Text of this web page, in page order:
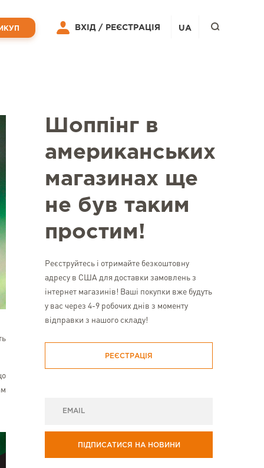
Шоппінг в
американських
магазинах ще
не був таким
простим!
Реєструйтесь і отримайте безкоштовну
адресу в США для доставки замовлень з
інтернет магазинів! Ваші покупки вже будуть
у вас через 4-9 робочих днів з моменту
відправки з нашого складу!
РЕЄСТРАЦІЯ
ПІДПИСАТИСЯ НА НОВИНИ
ВХІД / РЕЄСТРАЦІЯ UA